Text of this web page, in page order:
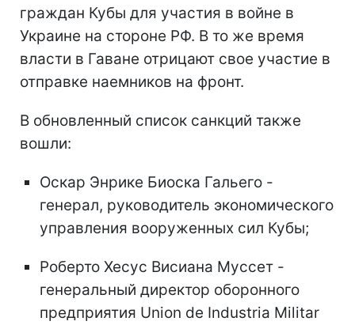
граждан Кубы для участия в войне в
Украине на стороне РФ. В то же время
власти в Гаване отрицают свое участие в
отправке наемников на фронт.
В обновленный список санкций также
вошли:
Оскар Энрике Биоска Гальего -
генерал, руководитель экономического
управления вооруженных сил Кубы;
Роберто Хесус Висиана Муссет -
генеральный директор оборонного
предприятия Union de Industria Militar